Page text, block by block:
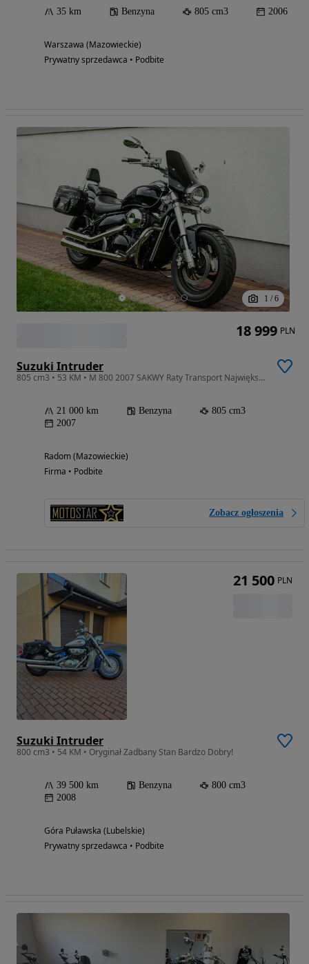
35 km Benzyna 805 cm3 2006
Warszawa (Mazowieckie)
Prywatny sprzedawca • Podbite
1 / 6
Suzuki Intruder
805 cm3 • 53 KM • M 800 2007 SAKWY Raty Transport Największy Wybór Moto w PL
21 000 km Benzyna
805 cm3
2007
Radom (Mazowieckie)
Firma • Podbite
Zobacz ogłoszenia
18 999 PLN
Suzuki Intruder
800 cm3 • 54 KM • Oryginał Zadbany Stan Bardzo Dobry!
39 500 km Benzyna
800 cm3
2008
Góra Puławska (Lubelskie)
Prywatny sprzedawca • Podbite
21 500 PLN